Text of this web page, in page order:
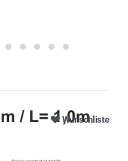
Wunschliste